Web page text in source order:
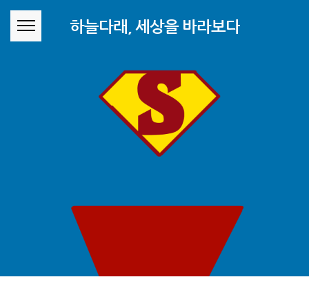
하늘다래, 세상을 바라보다